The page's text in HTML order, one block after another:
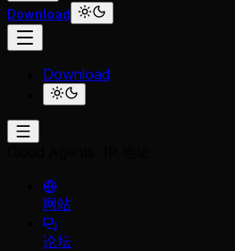
Download
Download
网站
论坛